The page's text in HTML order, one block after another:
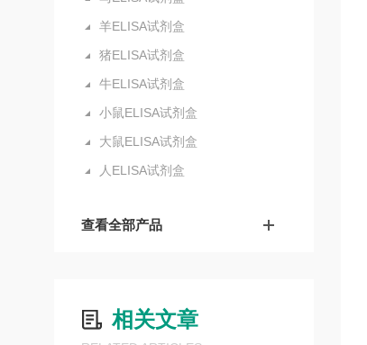
羊ELISA试剂盒
猪ELISA试剂盒
牛ELISA试剂盒
小鼠ELISA试剂盒
大鼠ELISA试剂盒
人ELISA试剂盒
查看全部产品
相关文章